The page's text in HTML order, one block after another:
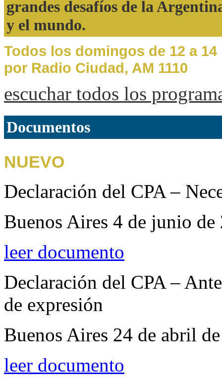
grandes desafíos de la
y el mundo.
Todos los domingos de 12 a 14
por Radio Ciudad, AM 1110
escuchar todos los
Documentos
NUEVO
Declaración del CPA –
Buenos Aires 4 de junio de
leer documento
Declaración del CPA –
de expresión
Buenos Aires 24 de abril
leer documento